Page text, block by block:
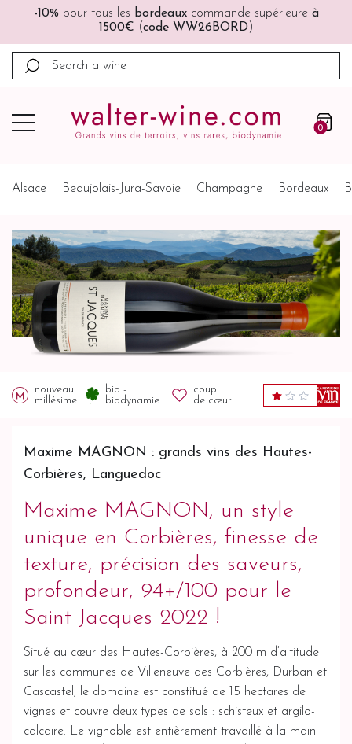
🚚🚚 Port offertà partir de 200€ (France, Allemagne,
Belgique, Pays-Bas)
0
Alsace Beaujolais-Jura-Savoie Champagne Bordeaux
nouveau
millésime
bio -
biodynamie
coup
de cœur
Maxime MAGNON : grands vins des Hautes-
Corbières, Languedoc
Maxime MAGNON, un style
unique en Corbières, finesse de
texture, précision des saveurs,
profondeur, 94+/100 pour le
Saint Jacques 2022 !
Situé au cœur des Hautes-Corbières, à 200 m d’altitude
sur les communes de Villeneuve des Corbières, Durban et
Cascastel, le domaine est constitué de 15 hectares de
vignes et couvre deux types de sols : schisteux et argilo-
calcaire. Le vignoble est entièrement travaillé à la main